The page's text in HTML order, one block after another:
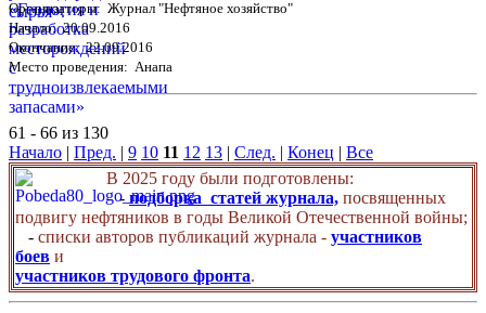
Организаторы: Журнал "Нефтяное хозяйство"
Начало: 20.09.2016
Окончание: 22.09.2016
Место проведения: Анапа
61 - 66 из 130
Начало | Пред. | 9 10 11 12 13 | След. | Конец | Все
В 2025 году были подготовлены:
- подборка статей журнала, посвященных
подвигу нефтяников в годы Великой Отечественной войны;
- списки авторов публикаций журнала - участников
боев и
участников трудового фронта.